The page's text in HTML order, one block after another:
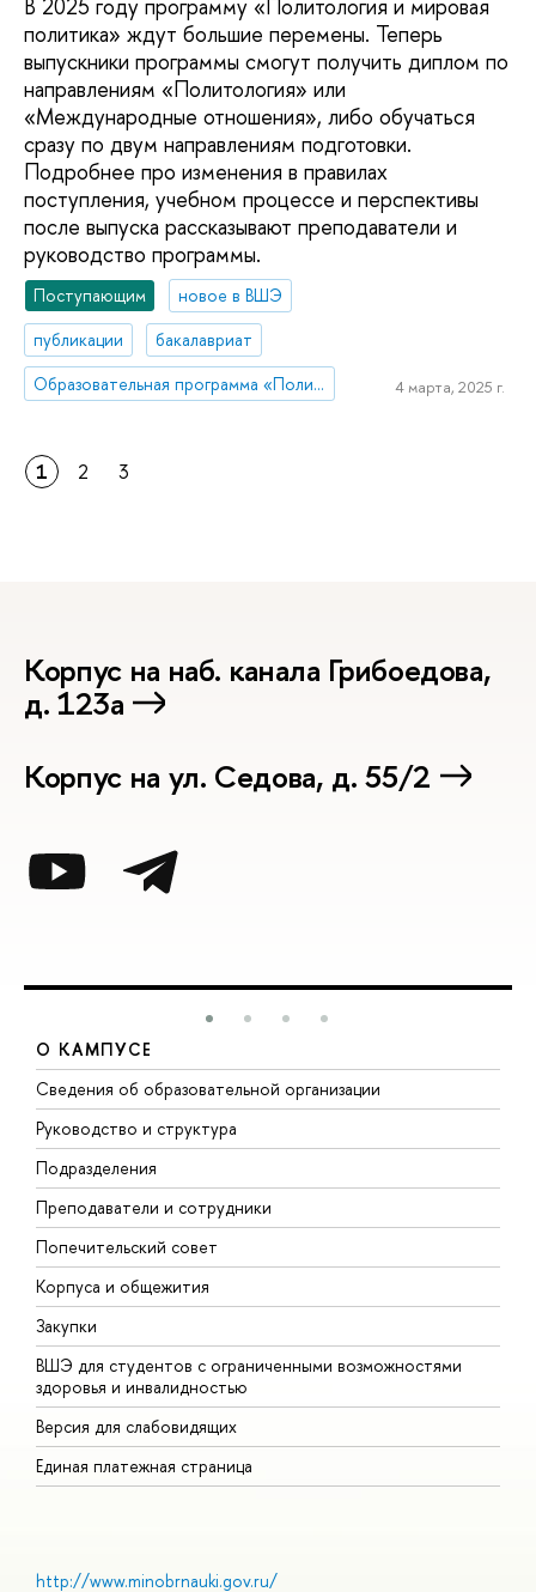
В 2025 году программу «Политология и мировая
политика» ждут большие перемены. Теперь
выпускники программы смогут получить диплом по
направлениям «Политология» или
«Международные отношения», либо обучаться
сразу по двум направлениям подготовки.
Подробнее про изменения в правилах
поступления, учебном процессе и перспективы
после выпуска рассказывают преподаватели и
руководство программы.
Поступающим
новое в ВШЭ
публикации
бакалавриат
Образовательная программа «Политология и мировая политика»
4 марта, 2025 г.
1 2 3
Корпус на наб. канала Грибоедова,
д. 123а
Корпус на ул. Седова, д. 55/2
О КАМПУСЕ
Сведения об образовательной организации
Руководство и структура
Подразделения
Преподаватели и сотрудники
Попечительский совет
Корпуса и общежития
Закупки
ВШЭ для студентов с ограниченными возможностями
здоровья и инвалидностью
Версия для слабовидящих
Единая платежная страница
http://www.minobrnauki.gov.ru/